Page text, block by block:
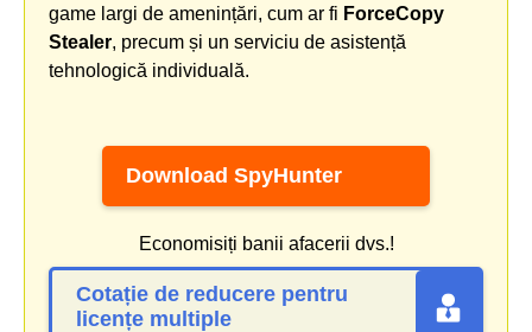
game largi de amenințări, cum ar fi ForceCopy
Stealer, precum și un serviciu de asistență
tehnologică individuală.
Download SpyHunter
Economisiți banii afacerii dvs.!
Cotație de reducere pentru
licențe multiple